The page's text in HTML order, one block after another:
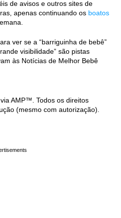
de avisos e outros sites de
apenas continuando os boatos
ver se a “barriguinha de bebê”
visibilidade” são pistas
às Notícias de Melhor Bebê
AMP™. Todos os direitos
(mesmo com autorização).